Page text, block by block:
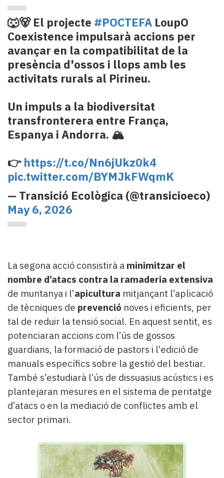
🐺🐻 El projecte #POCTEFA LoupO
Coexistence impulsarà accions per
avançar en la compatibilitat de la
presència d'ossos i llops amb les
activitats rurals al Pirineu.
Un impuls a la biodiversitat
transfronterera entre França,
Espanya i Andorra. 🏔️
👉 https://t.co/Nn6jUkz0k4
pic.twitter.com/BYMJkFWqmK
— Transició Ecològica (@transicioeco)
May 6, 2026
La segona acció consistirà a minimitzar el
nombre d’atacs contra la ramaderia extensiva
de muntanya i l’apicultura mitjançant l’aplicació
de tècniques de prevenció noves i eficients, per
tal de reduir la tensió social. En aquest sentit, es
potenciaran accions com l’ús de gossos
guardians, la formació de pastors i l’edició de
manuals específics sobre la gestió del bestiar.
També s’estudiarà l’ús de dissuasius acústics i es
plantejaran mesures en el sistema de peritatge
d’atacs o en la mediació de conflictes amb el
sector primari.